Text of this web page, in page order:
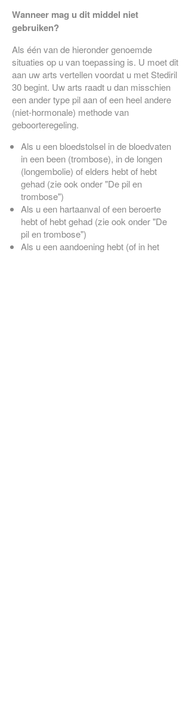
Wanneer mag u dit middel niet
gebruiken?
Als één van de hieronder genoemde
situaties op u van toepassing is. U moet dit
aan uw arts vertellen voordat u met Stediril
30 begint. Uw arts raadt u dan misschien
een ander type pil aan of een heel andere
(niet-hormonale) methode van
geboorteregeling.
Als u een bloedstolsel in de bloedvaten
in een been (trombose), in de longen
(longembolie) of elders hebt of hebt
gehad (zie ook onder "De pil en
trombose")
Als u een hartaanval of een beroerte
hebt of hebt gehad (zie ook onder "De
pil en trombose")
Als u een aandoening hebt (of in het